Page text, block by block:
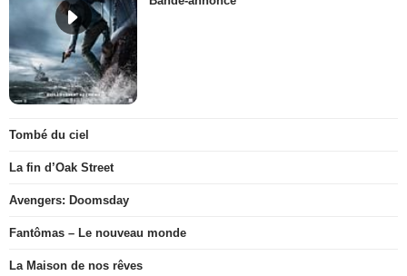
Tombé du ciel
La fin d’Oak Street
Avengers: Doomsday
Fantômas – Le nouveau monde
La Maison de nos rêves